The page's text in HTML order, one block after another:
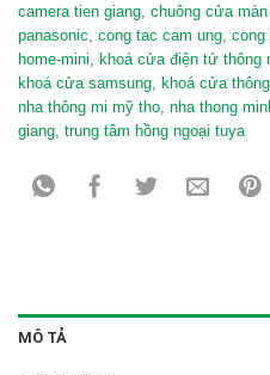
camera tien giang, chuông cửa
panasonic, cong tac cam ung, cong
home-mini, khoá cửa điện tử thông
khoá cửa samsung, khoá cửa
nha thông mi mỹ tho, nha thong
giang, trung tâm hồng ngoại tuya
MÔ TẢ